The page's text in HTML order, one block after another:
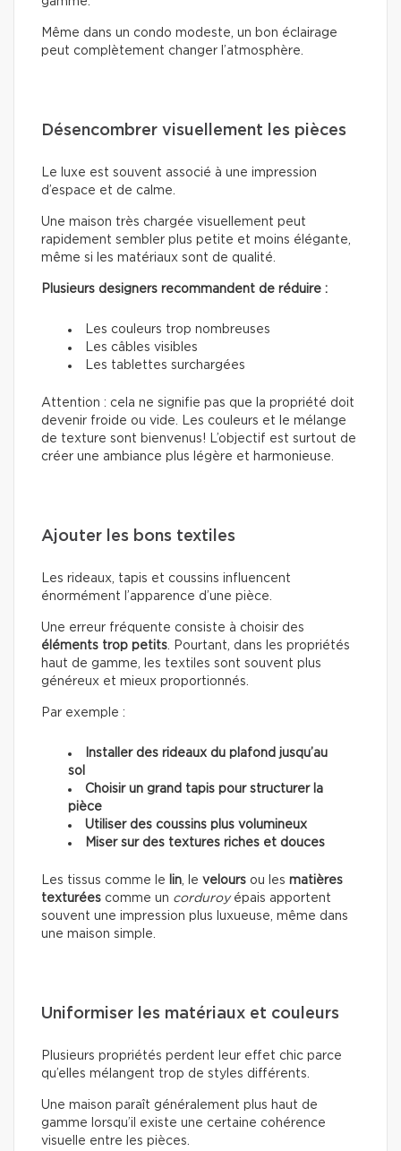
Même dans un condo modeste, un bon éclairage
peut complètement changer l’atmosphère.
Désencombrer visuellement les pièces
Le luxe est souvent associé à une impression
d’espace et de calme.
Une maison très chargée visuellement peut
rapidement sembler plus petite et moins élégante,
même si les matériaux sont de qualité.
Plusieurs designers recommandent de réduire :
Les couleurs trop nombreuses
Les câbles visibles
Les tablettes surchargées
Attention : cela ne signifie pas que la propriété doit
devenir froide ou vide. Les couleurs et le mélange
de texture sont bienvenus! L’objectif est surtout de
créer une ambiance plus légère et harmonieuse.
Ajouter les bons textiles
Les rideaux, tapis et coussins influencent
énormément l’apparence d’une pièce.
Une erreur fréquente consiste à choisir des
éléments trop petits. Pourtant, dans les propriétés
haut de gamme, les textiles sont souvent plus
généreux et mieux proportionnés.
Par exemple :
Installer des rideaux du plafond jusqu’au
sol
Choisir un grand tapis pour structurer la
pièce
Utiliser des coussins plus volumineux
Miser sur des textures riches et douces
Les tissus comme le lin, le velours ou les matières
texturées comme un corduroyépais apportent
souvent une impression plus luxueuse, même dans
une maison simple.
Uniformiser les matériaux et couleurs
Plusieurs propriétés perdent leur effet chic parce
qu’elles mélangent trop de styles différents.
Une maison paraît généralement plus haut de
gamme lorsqu’il existe une certaine cohérence
visuelle entre les pièces.